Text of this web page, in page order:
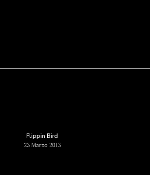
Flippin Bird
23 Marzo 2013